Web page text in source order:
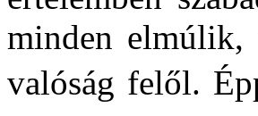
minden elmúlik,
valóság felől.